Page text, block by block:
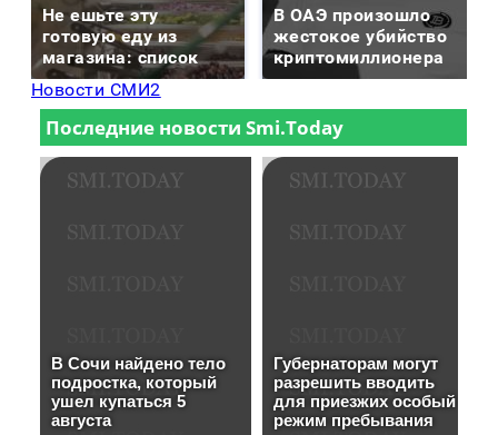
Не ешьте эту
готовую еду из
магазина: список
В ОАЭ произошло
жестокое убийство
криптомиллионера
Новости СМИ2